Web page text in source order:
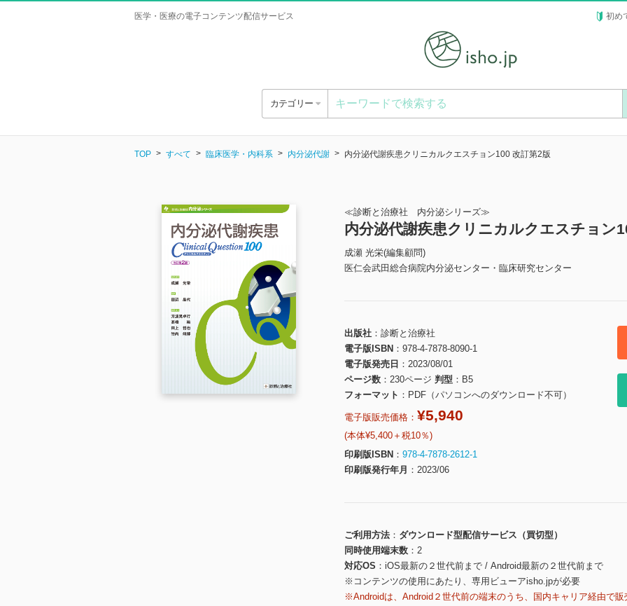
医学・医療の電子コンテンツ配信サービス 初め
カテゴリー
TOP すべて 臨床医学・内科系 内分泌代謝 内分泌代謝疾患クリニカルクエスチョン100 改訂第2版
≪診断と治療社 内分泌シリーズ≫
内分泌代謝疾患クリニカルクエスチョン
成瀬 光栄(編集顧問)
医仁会武田総合病院内分泌センター・臨床研究センター
出版社
診断と治療社
電子版ISBN
978-4-7878-8090-1
電子版発売日
2023/08/01
ページ数
230ページ 判型
B5
フォーマット
PDF（パソコンへのダウンロード不可）
電子版販売価格： ¥5,940
(本体¥5,400＋税10％)
印刷版ISBN
978-4-7878-2612-1
印刷版発行年月
2023/06
ご利用方法
ダウンロード型配信サービス（買切型）
同時使用端末数
2
対応OS
iOS最新の２世代前まで / Android最新の２世代前まで
※コンテンツの使用にあたり、専用ビューアisho.jpが必要
※Androidは、Android２世代前の端末のうち、国内キャリア経由で